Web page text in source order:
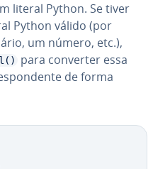
literal Python. Se tiver
Python válido (por
um número, etc.),
para converter essa
de forma